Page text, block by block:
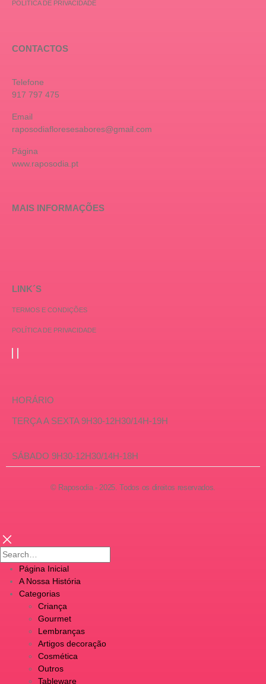
POLÍTICA DE PRIVACIDADE
CONTACTOS
Telefone
917 797 475
Email
raposodiafloresesabores@gmail.com
Página
www.raposodia.pt
MAIS INFORMAÇÕES
LINK´S
TERMOS E CONDIÇÕES
POLÍTICA DE PRIVACIDADE
HORÁRIO
TERÇA A SEXTA 9H30-12H30/14H-19H
SÁBADO 9H30-12H30/14H-18H
© Raposodia - 2025. Todos os direitos reservados.
Página Inicial
A Nossa História
Categorias
Criança
Gourmet
Lembranças
Artigos decoração
Cosmética
Outros
Tableware